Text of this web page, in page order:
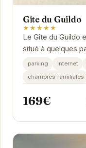
Gîte du Guildo
★★★★★
Le Gîte du Guildo
situé à quelques
Guildo. Avec son
parking internet
chambres-familiales
169€